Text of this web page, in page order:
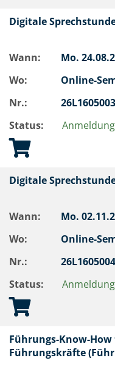
Digitale
Wann: Mo.
Wo:
Online-
Nr.:
26L1605003
Status:
Digitale
Wann: Mo.
Wo:
Online-
Nr.:
26L1605004
Status:
Führungs-Know-
Führungskräfte